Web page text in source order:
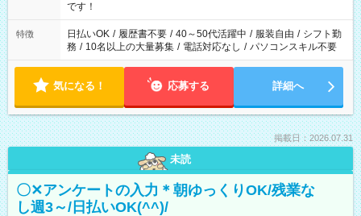
です！
特徴 日払いOK / 履歴書不要 / 40～50代活躍中 / 服装自由 / シフト勤
務 / 10名以上の大量募集 / 電話対応なし / パソコンスキル不要
気になる！ 応募する 詳細へ
掲載日：2026.07.31
未読
〇✕アンケートの入力＊朝ゆっくりOK/残業な
し週3～/日払いOK(^^)/